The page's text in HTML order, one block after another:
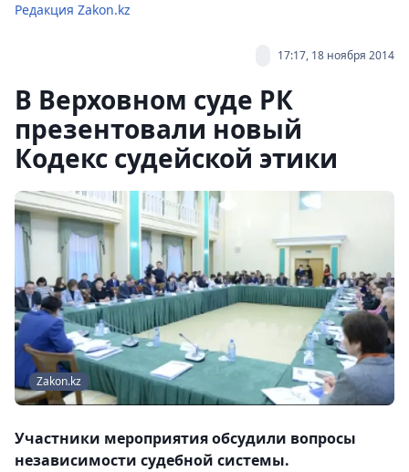
Редакция Zakon.kz
17:17, 18 ноября 2014
В Верховном суде РК
презентовали новый
Кодекс судейской этики
Zakon.kz
Участники мероприятия обсудили вопросы
независимости судебной системы.